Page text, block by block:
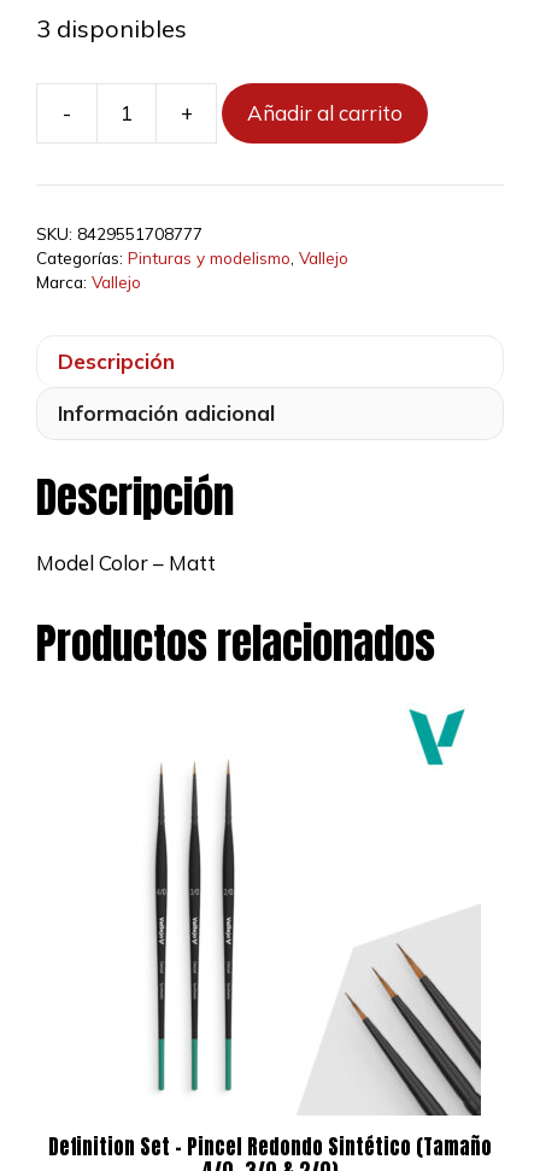
original
3,27 €.
actual
2,94 €.
3 disponibles
-
70877
158
Marrón
+ Añadir al carrito
SKU: 8429551708777
Categorías: Pinturas y modelismo Vallejo
Marca: Vallejo
Descripción
Información adicional
Descripción
Model Color – Matt
Productos relacionados
Definition Set – Pincel Redondo Sintético (Tamaño